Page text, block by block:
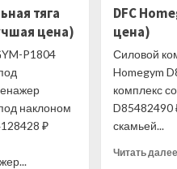
тяга
цена)
P1804
наклоном
₽
DFC
цена)
Силовой
Homegym
комплекс
D85482490
скамьей...
Читать далее